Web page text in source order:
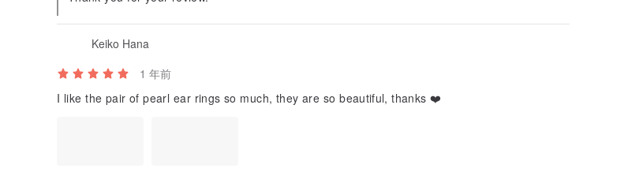
Keiko Hana
1 年前
I like the pair of pearl ear rings so much, they are so beautiful, thanks ❤️